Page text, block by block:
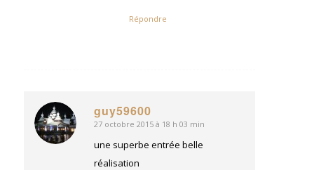
Répondre
guy59600
dit
:
27 octobre 2015 à 18 h 03 min
une superbe entrée belle
réalisation